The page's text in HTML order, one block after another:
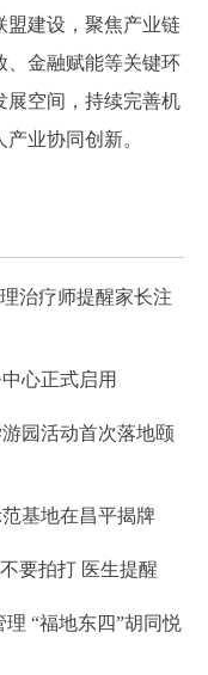
盟建设，聚焦产业链
、金融赋能等关键环
展空间，持续完善机
业协同创新。
治疗师提醒家长注
心正式启用
园活动首次落地颐
基地在昌平揭牌
要拍打 医生提醒
“福地东四”胡同悦